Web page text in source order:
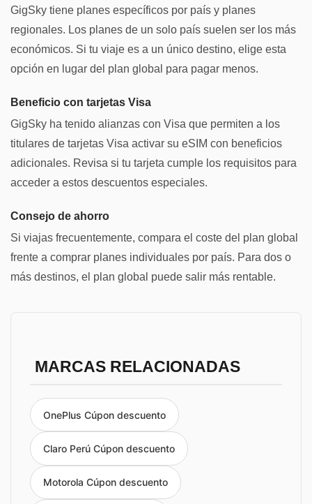
GigSky tiene planes específicos por país y planes
regionales. Los planes de un solo país suelen ser los más
económicos. Si tu viaje es a un único destino, elige esta
opción en lugar del plan global para pagar menos.
Beneficio con tarjetas Visa
GigSky ha tenido alianzas con Visa que permiten a los
titulares de tarjetas Visa activar su eSIM con beneficios
adicionales. Revisa si tu tarjeta cumple los requisitos para
acceder a estos descuentos especiales.
Consejo de ahorro
Si viajas frecuentemente, compara el coste del plan global
frente a comprar planes individuales por país. Para dos o
más destinos, el plan global puede salir más rentable.
MARCAS RELACIONADAS
OnePlus Cúpon descuento
Claro Perú Cúpon descuento
Motorola Cúpon descuento